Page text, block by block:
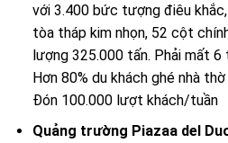
với 3.400 bức tượng điêu
tòa tháp kim nhọn, 52 cột
lượng 325.000 tấn. Phải mất 6
Hơn 80% du khách ghé nhà
Đón 100.000 lượt khách/tuần
Quảng trường Piazaa del